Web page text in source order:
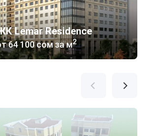
Lemar Residence
‍64 100 сомза м2